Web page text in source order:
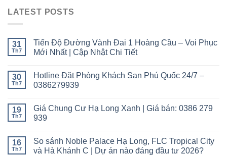
LATEST POSTS
31
Th7
Tiến Độ Đường Vành Đai 1 Hoàng Cầu – Voi Phục
Mới Nhất | Cập Nhật Chi Tiết
30
Th7
Hotline Đặt Phòng Khách Sạn Phú Quốc 24/7 –
0386279939
19
Th7
Giá Chung Cư Hạ Long Xanh | Giá bán: 0386 279
939
16
Th7
So sánh Noble Palace Hạ Long, FLC Tropical City
và Hà Khánh C | Dự án nào đáng đầu tư 2026?